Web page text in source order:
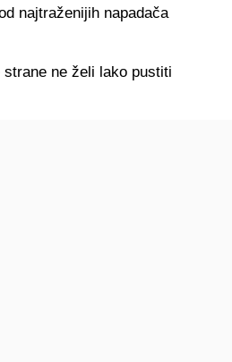
najtraženijih napadača
ne želi lako pustiti